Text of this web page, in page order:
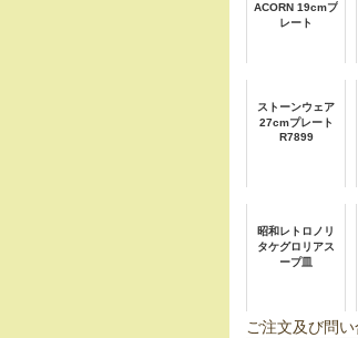
ACORN 19cmプ
レート
ストーンウェア
27cmプレート
R7899
昭和レトロノリ
タケグロリアス
ープ皿
ご注文及び問い